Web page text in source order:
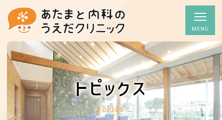
トピックス
TOPICS